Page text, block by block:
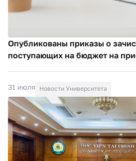
Опубликованы приказы о
поступающих на бюджет на
31 июля Новости Университета